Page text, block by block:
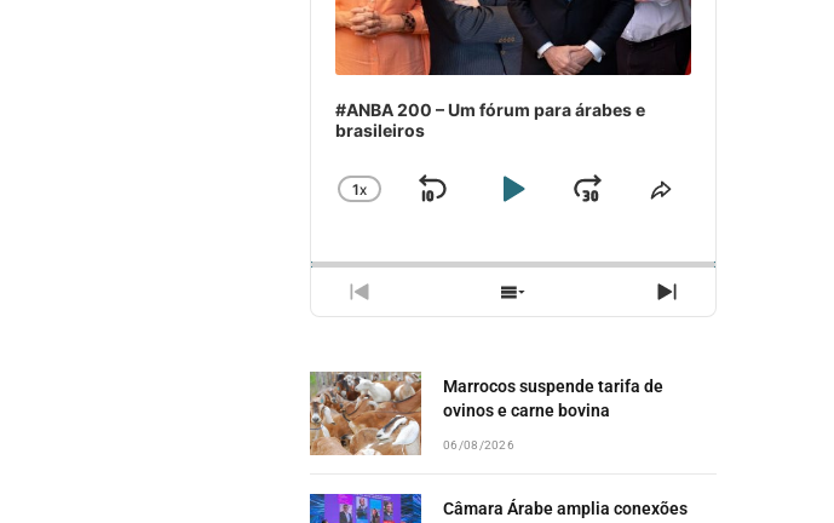
#ANBA 200 – Um fórum para árabes e
brasileiros
CHANGE
1X
SKIPPLAYJUMP
PREVIOUS
EPISODE
SHOW
EPISODES
NEXT
EPISODE
Marrocos suspende tarifa de
ovinos e carne bovina
06/08/2026
Câmara Árabe amplia conexões